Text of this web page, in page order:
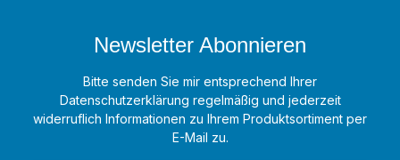
Newsletter Abonnieren
Bitte senden Sie mir entsprechend Ihrer
Datenschutzerklärung regelmäßig und jederzeit
widerruflich Informationen zu Ihrem Produktsortiment per
E-Mail zu.